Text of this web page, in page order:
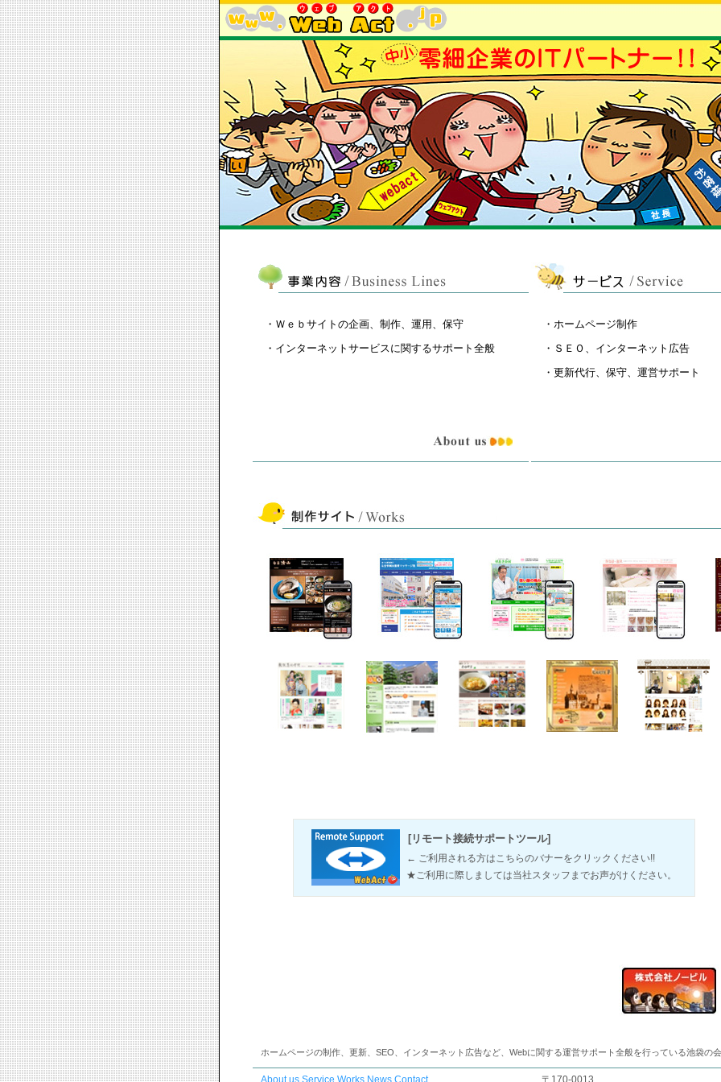
事業内容
・Ｗｅｂサイトの企画、制作、運用、保守
・インターネットサービスに関するサポート全般
・ホームページ制作
・ＳＥＯ、インターネット広告
・更新代行、保守、運営サポート
[リモート接続サポートツール]
← ご利用される方はこちらのバナーをクリックください!!
★ご利用に際しましては当社スタッフまでお声がけください。
ホームページの制作、更新、SEO、インターネット広告など、Webに関する運営サポート全般を行っている池袋の
About us Service Works News Contact 〒170-0013